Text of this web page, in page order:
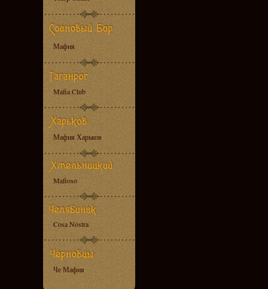
Мафия
Mafia Club
Мафия Харьков
Mafioso
Cosa Nostra
Че Мафия